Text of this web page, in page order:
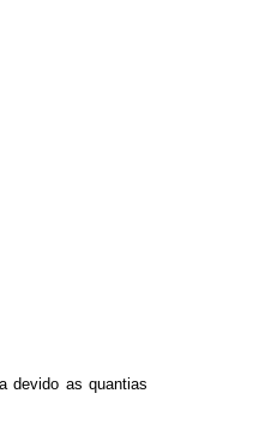
devido as quantias